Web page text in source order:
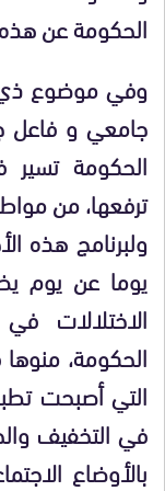
الحكومة عن هذه
وفي موضوع
جامعي و فاعل
الحكومة
ترفعها، من
ولبرنامج هذه
يوما عن يوم
الاختلالات
الحكومة،
التي أصبحت
في التخفيف
بالأوضاع